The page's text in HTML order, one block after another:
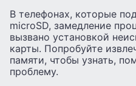
В телефонах, которые
microSD, замедление
вызвано установкой
карты. Попробуйте
памяти, чтобы узнать,
проблему.